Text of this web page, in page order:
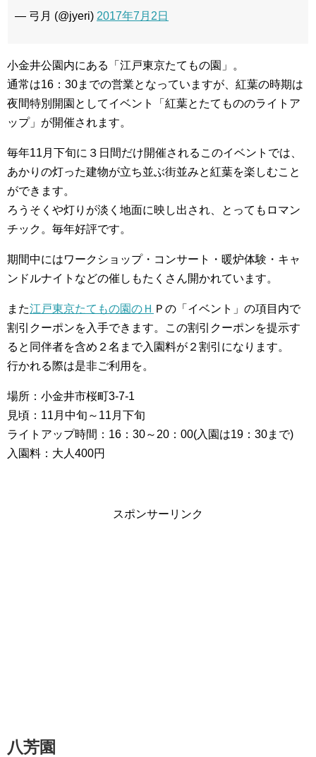
— 弓月 (@jyeri) 2017年7月2日
小金井公園内にある「江戸東京たてもの園」。
通常は16：30までの営業となっていますが、紅葉の時期は
夜間特別開園としてイベント「紅葉とたてもののライトア
ップ」が開催されます。
毎年11月下旬に３日間だけ開催されるこのイベントでは、
あかりの灯った建物が立ち並ぶ街並みと紅葉を楽しむこと
ができます。
ろうそくや灯りが淡く地面に映し出され、とってもロマン
チック。毎年好評です。
期間中にはワークショップ・コンサート・暖炉体験・キャ
ンドルナイトなどの催しもたくさん開かれています。
また江戸東京たてもの園のＨ Ｐの「イベント」の項目内で
割引クーポンを入手できます。この割引クーポンを提示す
ると同伴者を含め２名まで入園料が２割引になります。
行かれる際は是非ご利用を。
場所：小金井市桜町3-7-1
見頃：11月中旬～11月下旬
ライトアップ時間：16：30～20：00(入園は19：30まで)
入園料：大人400円
スポンサーリンク
八芳園